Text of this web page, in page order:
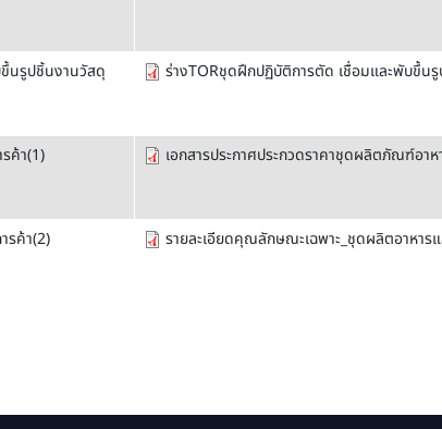
นรูปชิ้นงานวัสดุ
ร่างTORชุดฝึกปฏิบัติการตัด เชื่อมและพับขึ้
ค้า(1)
เอกสารประกาศประกวดราคาชุดผลิตภัณฑ์อา
รค้า(2)
รายละเอียดคุณลักษณะเฉพาะ_ชุดผลิตอาหาร